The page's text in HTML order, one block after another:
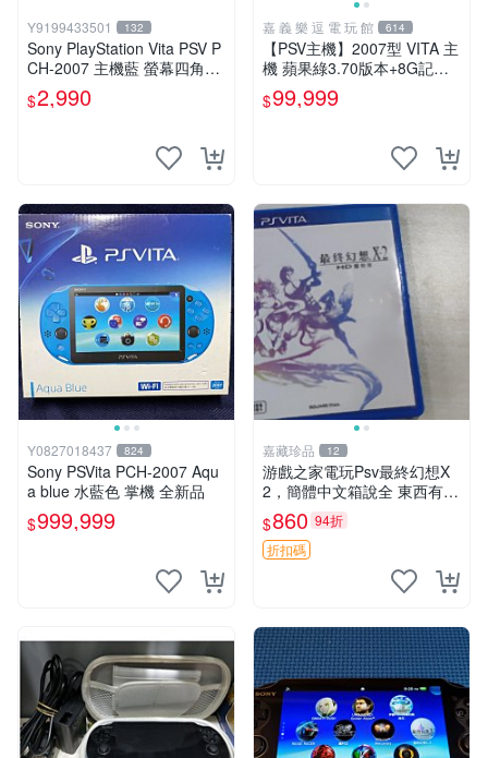
Y9199433501 132
Sony PlayStation Vita PSV P
CH-2007 主機藍 螢幕四角略
暗 可安裝遊戲 系統3.74書
$2,990
嘉 義 樂 逗 電 玩 館 614
【PSV主機】2007型 VITA 主
機 蘋果綠3.70版本+8G記憶
卡+螢幕保護貼【9成新】✪中
古二手✪嘉義樂逗電玩館
$99,999
Y0827018437 824
Sony PSVita PCH-2007 Aqu
a blue 水藍色 掌機 全新品
$999,999
嘉藏珍品 12
游戲之家電玩Psv最終幻想X
2，簡體中文箱說全 東西有現
貨 可以發手物品 無質量問題
售不退不換
$860 94折
折扣碼